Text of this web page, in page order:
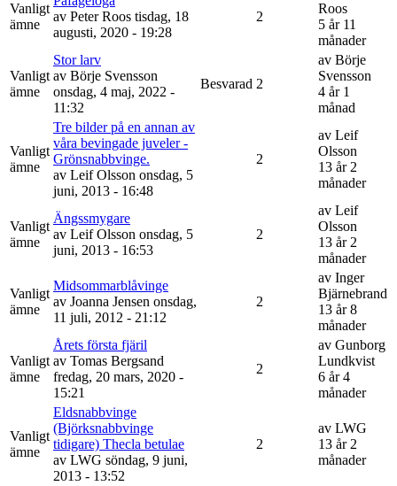
Vanligt
ämne
av Peter Roos tisdag, 18
augusti, 2020 - 19:28
2
Roos
5 år 11
månader
Vanligt
ämne
Stor larv
av Börje Svensson
onsdag, 4 maj, 2022 -
11:32
Besvarad 2
av Börje
Svensson
4 år 1
månad
Vanligt
ämne
Tre bilder på en annan av
våra bevingade juveler -
Grönsnabbvinge.
av Leif Olsson onsdag, 5
juni, 2013 - 16:48
2
av Leif
Olsson
13 år 2
månader
Vanligt
ämne
Ängssmygare
av Leif Olsson onsdag, 5
juni, 2013 - 16:53
2
av Leif
Olsson
13 år 2
månader
Vanligt
ämne
Midsommarblåvinge
av Joanna Jensen onsdag,
11 juli, 2012 - 21:12
2
av Inger
Bjärnebrand
13 år 8
månader
Vanligt
ämne
Årets första fjäril
av Tomas Bergsand
fredag, 20 mars, 2020 -
15:21
2
av Gunborg
Lundkvist
6 år 4
månader
Vanligt
ämne
Eldsnabbvinge
(Björksnabbvinge
tidigare) Thecla betulae
av LWG söndag, 9 juni,
2013 - 13:52
2
av LWG
13 år 2
månader